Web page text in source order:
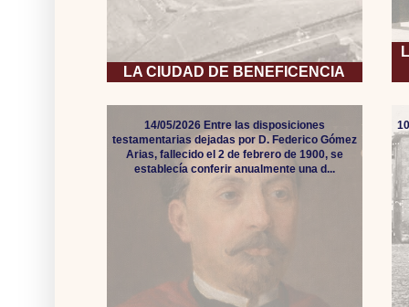
LA CIUDAD DE BENEFICENCIA
14/05/2026 Entre las disposiciones
testamentarias dejadas por D. Federico Gómez
Arias, fallecido el 2 de febrero de 1900, se
establecía conferir anualmente una d...